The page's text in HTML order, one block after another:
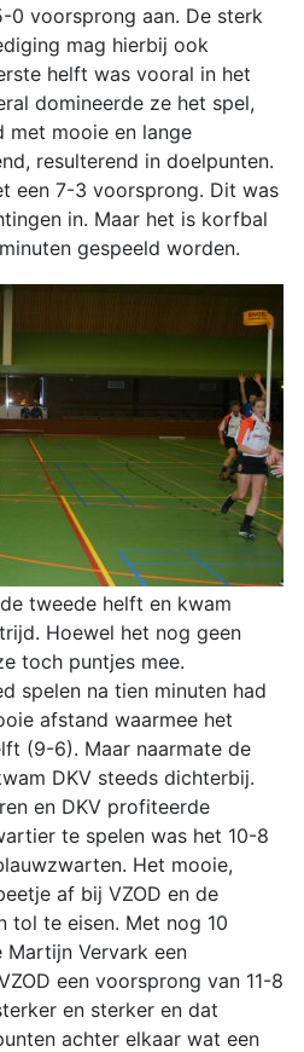
0 voorsprong aan. De sterk
mag hierbij ook
helft was vooral in het
domineerde ze het spel,
met mooie en lange
resulterend in doelpunten.
een 7-3 voorsprong. Dit was
in. Maar het is korfbal
gespeeld worden.
tweede helft en kwam
Hoewel het nog geen
toch puntjes mee.
spelen na tien minuten had
afstand waarmee het
(9-6). Maar naarmate de
DKV steeds dichterbij.
en DKV profiteerde
te spelen was het 10-8
Het mooie,
af bij VZOD en de
tol te eisen. Met nog 10
Martijn Vervark een
een voorsprong van 11-8
en sterker en dat
achter elkaar wat een